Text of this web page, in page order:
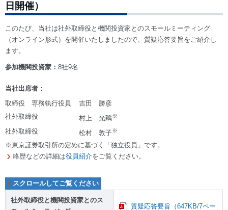
日開催）
このたび、当社は社外取締役と機関投資家とのスモールミーティング
（オンライン形式）を開催いたしましたので、質疑応答要旨をご紹介し
ます。
参加機関投資家： 8社9名
当社出席者：
取締役 専務執行役員
吉田 勝彦
社外取締役
村上 光鵄※
社外取締役 松村 敦子※
※東京証券取引所の定めに基づく「独立役員」です。
略歴などの詳細は役員紹介をご覧ください。
社外取締役と機関投資家とのス
質疑応答要旨（647KB/7ペー